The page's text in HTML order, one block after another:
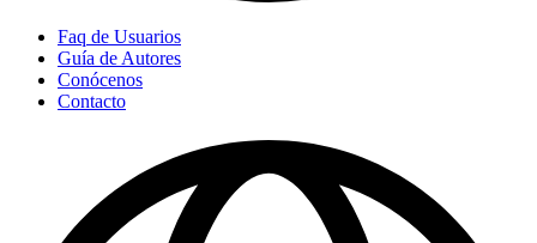
Faq de Usuarios
Guía de Autores
Conócenos
Contacto